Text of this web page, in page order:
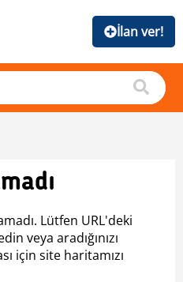
İlan ver!
Lütfen URL'deki
veya aradığınızı
için site haritamızı